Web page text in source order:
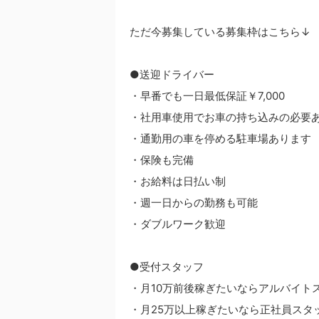
ただ今募集している募集枠はこちら↓
●送迎ドライバー
・早番でも一日最低保証￥7,000
・社用車使用でお車の持ち込みの必要
・通勤用の車を停める駐車場あります
・保険も完備
・お給料は日払い制
・週一日からの勤務も可能
・ダブルワーク歓迎
●受付スタッフ
・月10万前後稼ぎたいならアルバイト
・月25万以上稼ぎたいなら正社員スタ